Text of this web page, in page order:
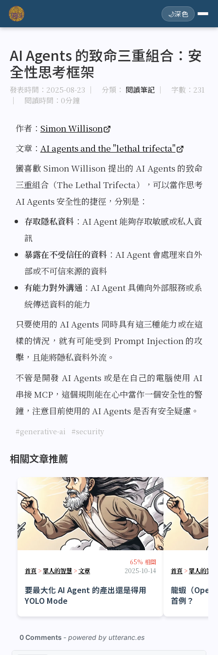
🌙深色
AI Agents 的致命三重組合：安
全性思考框架
發表時間： 2025-08-23 ｜ 分類： 閱讀筆記 ｜ 字數：231
｜ 閱讀時間：0分鐘
作者： Simon Willison
文章： AI agents and the "lethal trifecta"
蠻喜歡 Simon Willison 提出的 AI Agents 的致命
三重組合（The Lethal Trifecta），可以當作思考
AI Agents 安全性的捷徑，分別是：
存取隱私資料 ：AI Agent 能夠存取敏感或私人資
訊
暴露在不受信任的資料 ：AI Agent 會處理來自外
部或不可信來源的資料
有能力對外溝通 ：AI Agent 具備向外部服務或系
統傳送資料的能力
只要使用的 AI Agents 同時具有這三種能力或在這
樣的情況，就有可能受到 Prompt Injection 的攻
擊，且能將隱私資料外流。
不管是開發 AI Agents 或是在自己的電腦使用 AI
串接 MCP，這個規則能在心中當作一個安全性的警
鐘，注意目前使用的 AI Agents 是否有安全疑慮。
#generative-ai #security
相關文章推薦
65% 相關
首頁 > 眾人的智慧 >文章 2025-10-14
要最大化 AI Agent 的產出還是得用
YOLO Mode
首頁 > 眾人的智慧
龍蝦（
首例？